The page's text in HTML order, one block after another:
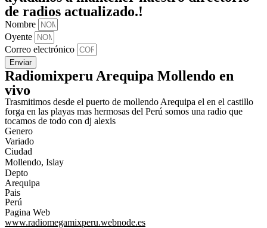
de radios actualizado.!
Nombre
Oyente
Correo electrónico
Enviar
Radiomixperu Arequipa Mollendo en
vivo
Trasmitimos desde el puerto de mollendo Arequipa el en el castillo
forga en las playas mas hermosas del Perú somos una radio que
tocamos de todo con dj alexis
Genero
Variado
Ciudad
Mollendo, Islay
Depto
Arequipa
Pais
Perú
Pagina Web
www.radiomegamixperu.webnode.es